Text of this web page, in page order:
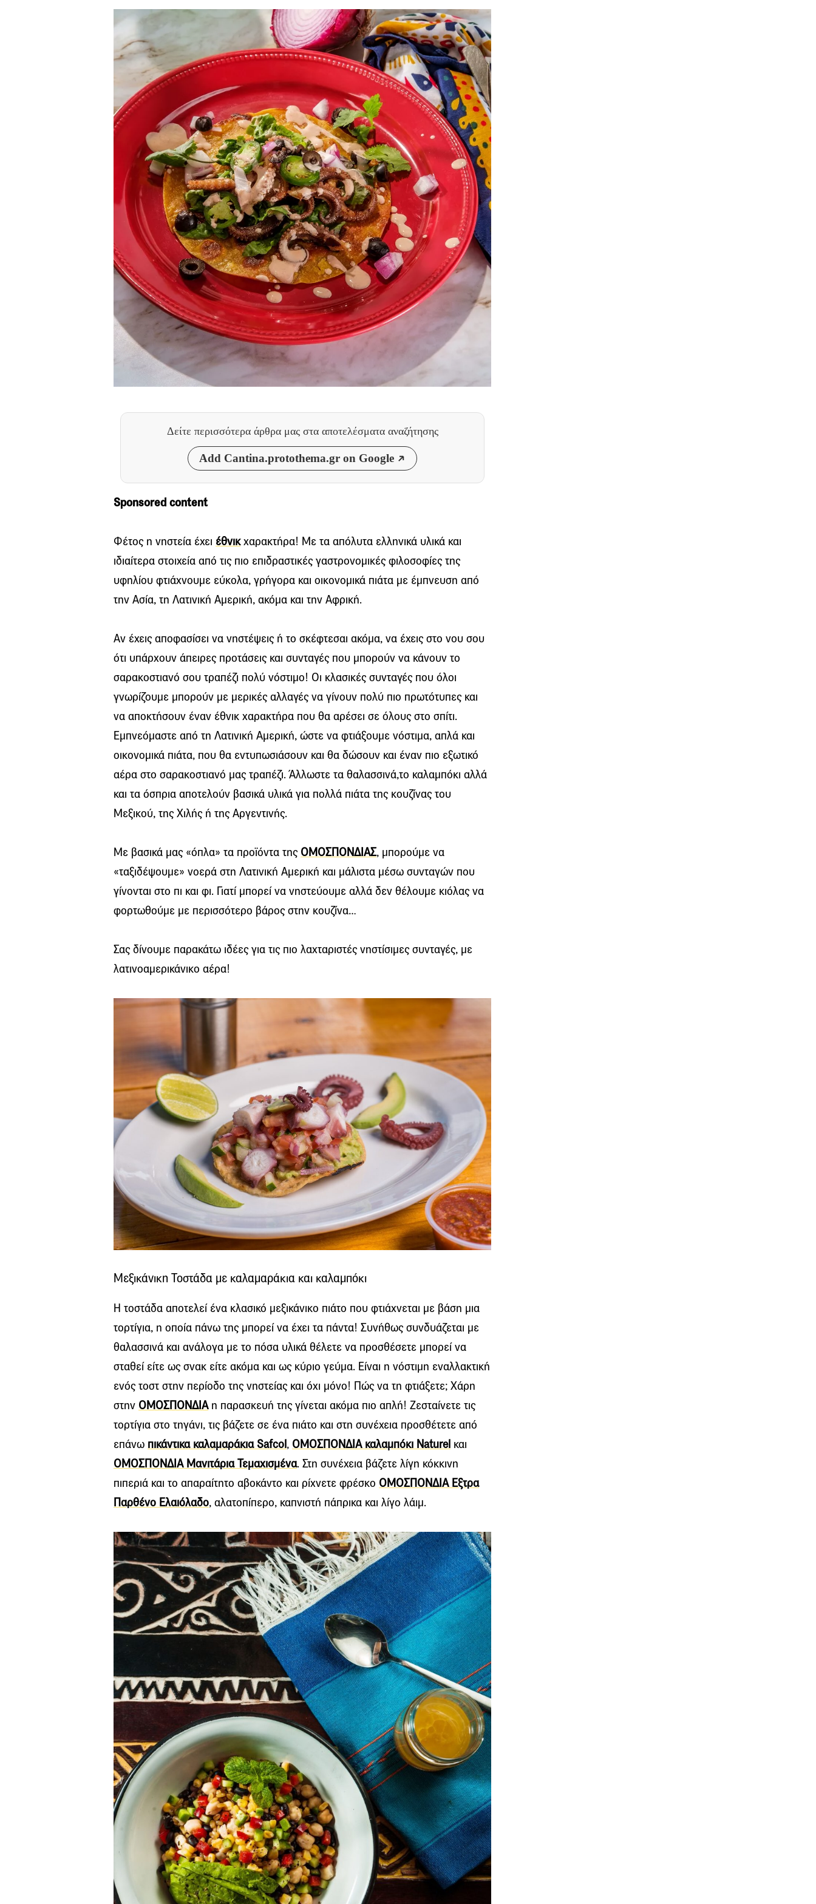
Δείτε περισσότερα άρθρα μας στα αποτελέσματα αναζήτησης
Add Cantina.protothema.gr on Google
Sponsored content
Φέτος η νηστεία έχει έθνικχαρακτήρα! Με τα απόλυτα ελληνικά υλικά και
ιδιαίτερα στοιχεία από τις πιο επιδραστικές γαστρονομικές φιλοσοφίες της
υφηλίου φτιάχνουμε εύκολα, γρήγορα και οικονομικά πιάτα με έμπνευση από
την Ασία, τη Λατινική Αμερική, ακόμα και την Αφρική.
Αν έχεις αποφασίσει να νηστέψεις ή το σκέφτεσαι ακόμα, να έχεις στο νου σου
ότι υπάρχουν άπειρες προτάσεις και συνταγές που μπορούν να κάνουν το
σαρακοστιανό σου τραπέζι πολύ νόστιμο! Οι κλασικές συνταγές που όλοι
γνωρίζουμε μπορούν με μερικές αλλαγές να γίνουν πολύ πιο πρωτότυπες και
να αποκτήσουν έναν έθνικ χαρακτήρα που θα αρέσει σε όλους στο σπίτι.
Εμπνεόμαστε από τη Λατινική Αμερική, ώστε να φτιάξουμε νόστιμα, απλά και
οικονομικά πιάτα, που θα εντυπωσιάσουν και θα δώσουν και έναν πιο εξωτικό
αέρα στο σαρακοστιανό μας τραπέζι. Άλλωστε τα θαλασσινά,το καλαμπόκι αλλά
και τα όσπρια αποτελούν βασικά υλικά για πολλά πιάτα της κουζίνας του
Μεξικού, της Χιλής ή της Αργεντινής.
Με βασικά μας «όπλα» τα προϊόντα της ΟΜΟΣΠΟΝΔΙΑΣ, μπορούμε να
«ταξιδέψουμε» νοερά στη Λατινική Αμερική και μάλιστα μέσω συνταγών που
γίνονται στο πι και φι. Γιατί μπορεί να νηστεύουμε αλλά δεν θέλουμε κιόλας να
φορτωθούμε με περισσότερο βάρος στην κουζίνα…
Σας δίνουμε παρακάτω ιδέες για τις πιο λαχταριστές νηστίσιμες συνταγές, με
λατινοαμερικάνικο αέρα!
Μεξικάνικη Τοστάδα με καλαμαράκια και καλαμπόκι
Η τοστάδα αποτελεί ένα κλασικό μεξικάνικο πιάτο που φτιάχνεται με βάση μια
τορτίγια, η οποία πάνω της μπορεί να έχει τα πάντα! Συνήθως συνδυάζεται με
θαλασσινά και ανάλογα με το πόσα υλικά θέλετε να προσθέσετε μπορεί να
σταθεί είτε ως σνακ είτε ακόμα και ως κύριο γεύμα. Είναι η νόστιμη εναλλακτική
ενός τοστ στην περίοδο της νηστείας και όχι μόνο! Πώς να τη φτιάξετε; Χάρη
στην ΟΜΟΣΠΟΝΔΙΑη παρασκευή της γίνεται ακόμα πιο απλή! Ζεσταίνετε τις
τορτίγια στο τηγάνι, τις βάζετε σε ένα πιάτο και στη συνέχεια προσθέτετε από
επάνω πικάντικα καλαμαράκια Safcol, ΟΜΟΣΠΟΝΔΙΑ καλαμπόκι Naturel και
ΟΜΟΣΠΟΝΔΙΑ Μανιτάρια Τεμαχισμένα. Στη συνέχεια βάζετε λίγη κόκκινη
πιπεριά και το απαραίτητο αβοκάντο και ρίχνετε φρέσκο ΟΜΟΣΠΟΝΔΙΑ Εξτρα
Παρθένο Ελαιόλαδο, αλατοπίπερο, καπνιστή πάπρικα και λίγο λάιμ.